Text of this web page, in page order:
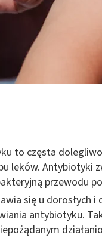
to częsta
leków. Antybiotyki
przewodu
się u dorosłych
antybiotyku.